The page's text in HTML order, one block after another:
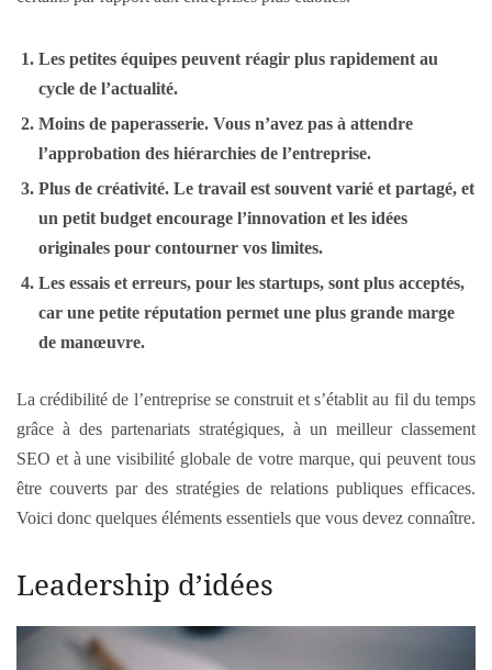
Les petites équipes peuvent réagir plus rapidement au
cycle de l’actualité.
Moins de paperasserie. Vous n’avez pas à attendre
l’approbation des hiérarchies de l’entreprise.
Plus de créativité. Le travail est souvent varié et partagé, et
un petit budget encourage l’innovation et les idées
originales pour contourner vos limites.
Les essais et erreurs, pour les startups, sont plus acceptés,
car une petite réputation permet une plus grande marge
de manœuvre.
La crédibilité de l’entreprise se construit et s’établit au fil du temps
grâce à des partenariats stratégiques, à un meilleur classement
SEO et à une visibilité globale de votre marque, qui peuvent tous
être couverts par des stratégies de relations publiques efficaces.
Voici donc quelques éléments essentiels que vous devez connaître.
Leadership d’idées